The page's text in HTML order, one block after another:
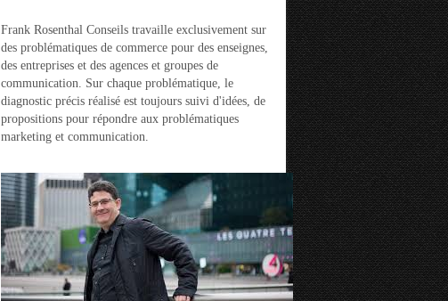
Frank Rosenthal Conseils travaille exclusivement sur
des problématiques de commerce pour des enseignes,
des entreprises et des agences et groupes de
communication. Sur chaque problématique, le
diagnostic précis réalisé est toujours suivi d'idées, de
propositions pour répondre aux problématiques
marketing et communication.